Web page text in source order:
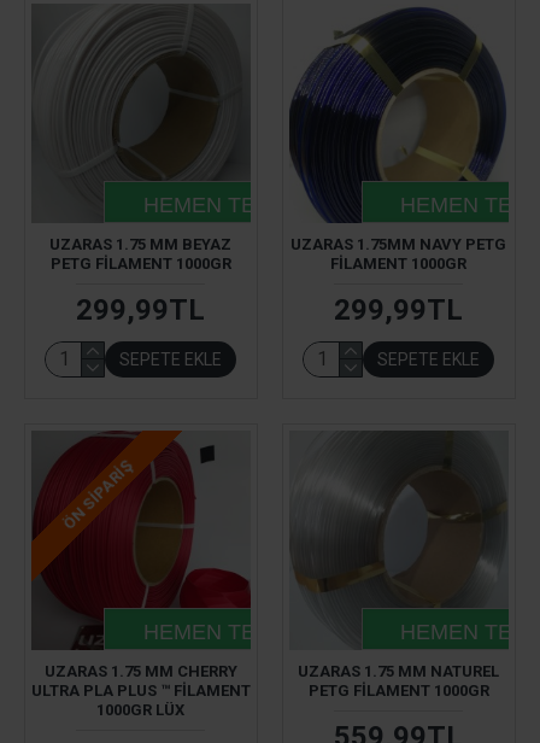
HEMEN TESLIM
UZARAS 1.75 MM BEYAZ
PETG FILAMENT 1000GR
299,99TL
SEPETE EKLE
HEMEN
UZARAS 1.75MM NAVY PETG
FILAMENT 1000GR
299,99TL
SEPETE EKLE
HEMEN TESLIM
ÖN SIPARIŞ
UZARAS 1.75 MM CHERRY
ULTRA PLA PLUS ™ FILAMENT
1000GR LÜX
HEMEN
UZARAS 1.75 MM NATUREL
PETG FILAMENT 1000GR